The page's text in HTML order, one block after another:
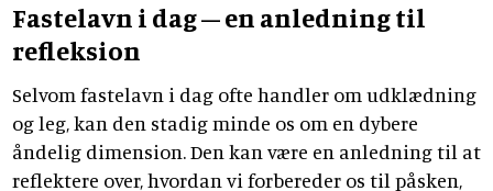
Fastelavn i dag – en anledning til
refleksion
Selvom fastelavn i dag ofte handler om udklædning
og leg, kan den stadig minde os om en dybere
åndelig dimension. Den kan være en anledning til at
reflektere over, hvordan vi forbereder os til påsken,